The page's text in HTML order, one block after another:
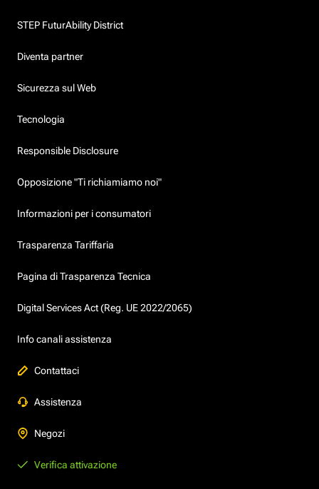
STEP FuturAbility District
Diventa partner
Sicurezza sul Web
Tecnologia
Responsible Disclosure
Opposizione "Ti richiamiamo noi"
Informazioni per i consumatori
Trasparenza Tariffaria
Pagina di Trasparenza Tecnica
Digital Services Act (Reg. UE 2022/2065)
Info canali assistenza
Contattaci
Assistenza
Negozi
Verifica attivazione